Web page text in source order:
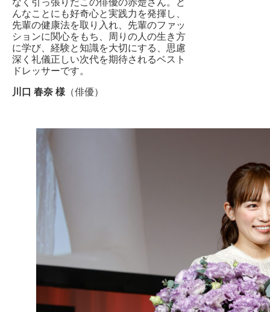
なく引っ張りだこの俳優の赤楚さん。ど
んなことにも好奇心と実践力を発揮し、
先輩の健康法を取り入れ、先輩のファッ
ションに関心をもち、周りの人の生き方
に学び、経験と知識を大切にする、思慮
深く礼儀正しい次代を期待されるベスト
ドレッサーです。
川口 春奈 様 （俳優）